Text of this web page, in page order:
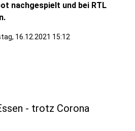
nachgespielt und bei RTL
16.12.2021 15:12
- trotz Corona